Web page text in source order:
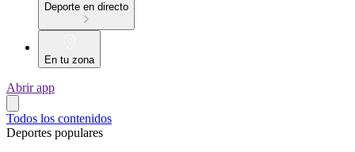
Deporte en directo
En tu zona
Abrir app
Todos los contenidos
Deportes populares